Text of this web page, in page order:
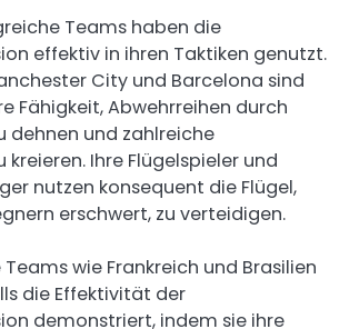
Teams haben die
effektiv in ihren Taktiken genutzt.
City und Barcelona sind
Fähigkeit, Abwehrreihen durch
dehnen und zahlreiche
kreieren. Ihre Flügelspieler und
nutzen konsequent die Flügel,
erschwert, zu verteidigen.
wie Frankreich und Brasilien
die Effektivität der
demonstriert, indem sie ihre